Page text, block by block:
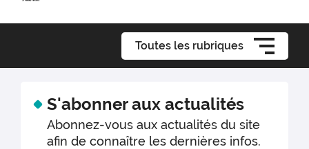
Toutes les rubriques
S'abonner aux actualités
Abonnez-vous aux actualités du site
afin de connaître les dernières infos.